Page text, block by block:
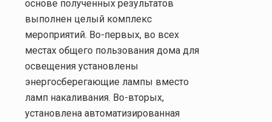
основе полученных результатов
выполнен целый комплекс
мероприятий. Во-первых, во всех
местах общего пользования дома для
освещения установлены
энергосберегающие лампы вместо
ламп накаливания. Во-вторых,
установлена автоматизированная